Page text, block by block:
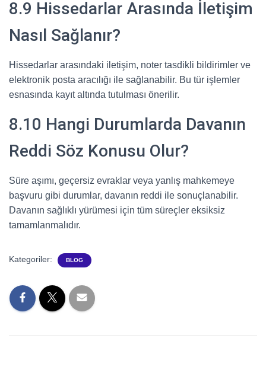
8.9 Hissedarlar Arasında İletişim
Nasıl Sağlanır?
Hissedarlar arasındaki iletişim, noter tasdikli bildirimler ve
elektronik posta aracılığı ile sağlanabilir. Bu tür işlemler
esnasında kayıt altında tutulması önerilir.
8.10 Hangi Durumlarda Davanın
Reddi Söz Konusu Olur?
Süre aşımı, geçersiz evraklar veya yanlış mahkemeye
başvuru gibi durumlar, davanın reddi ile sonuçlanabilir.
Davanın sağlıklı yürümesi için tüm süreçler eksiksiz
tamamlanmalıdır.
Kategoriler: BLOG